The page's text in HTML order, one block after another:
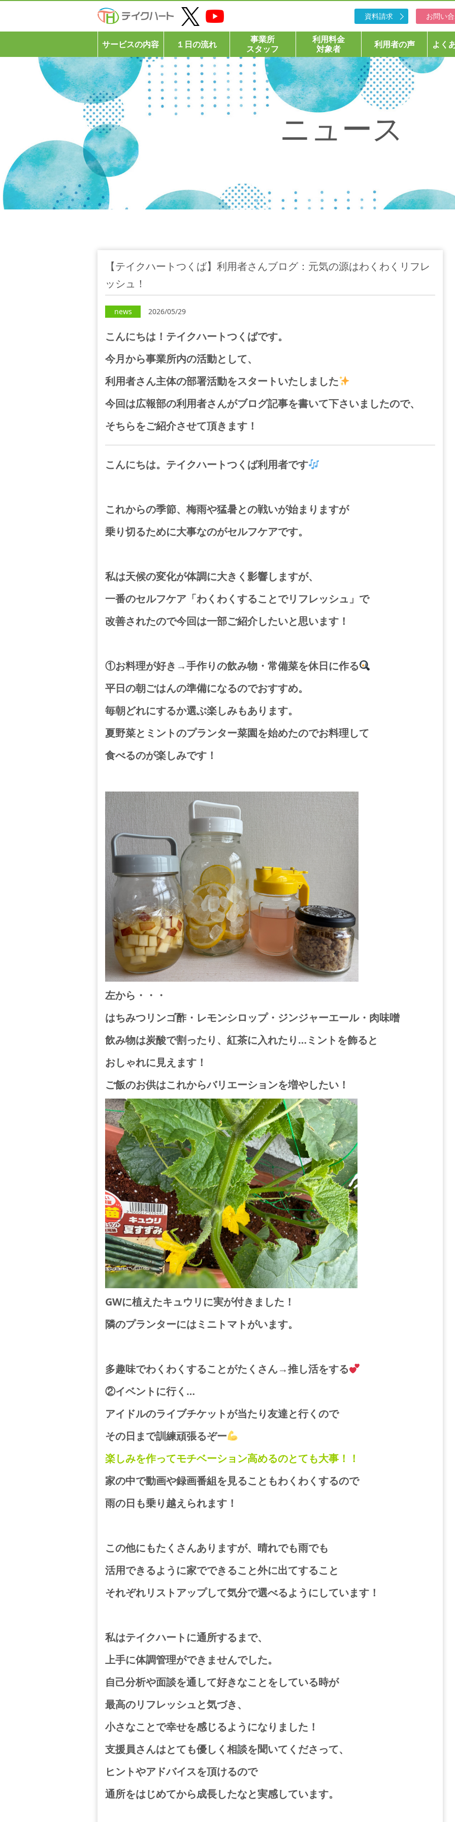
資料請求 お問い
サービスの内容 １日の流れ
事業所
スタッフ
利用料金
対象者
利用者の声 よく
ニュース
【テイクハートつくば】利用者さんブログ：元気の源はわくわくリフレ
ッシュ！
news 2026/05/29
こんにちは！テイクハートつくばです。
今月から事業所内の活動として、
利用者さん主体の部署活動をスタートいたしました
今回は広報部の利用者さんがブログ記事を書いて下さいましたので、
そちらをご紹介させて頂きます！
こんにちは。テイクハートつくば利用者です
これからの季節、梅雨や猛暑との戦いが始まりますが
乗り切るために大事なのがセルフケアです。
私は天候の変化が体調に大きく影響しますが、
一番のセルフケア「わくわくすることでリフレッシュ」で
改善されたので今回は一部ご紹介したいと思います！
①お料理が好き→手作りの飲み物・常備菜を休日に作る
平日の朝ごはんの準備になるのでおすすめ。
毎朝どれにするか選ぶ楽しみもあります。
夏野菜とミントのプランター菜園を始めたのでお料理して
食べるのが楽しみです！
左から・・・
はちみつリンゴ酢・レモンシロップ・ジンジャーエール・肉味噌
飲み物は炭酸で割ったり、紅茶に入れたり…ミントを飾ると
おしゃれに見えます！
ご飯のお供はこれからバリエーションを増やしたい！
GWに植えたキュウリに実が付きました！
隣のプランターにはミニトマトがいます。
多趣味でわくわくすることがたくさん→推し活をする
②イベントに行く…
アイドルのライブチケットが当たり友達と行くので
その日まで訓練頑張るぞー
楽しみを作ってモチベーション高めるのとても大事！！
家の中で動画や録画番組を見ることもわくわくするので
雨の日も乗り越えられます！
この他にもたくさんありますが、晴れでも雨でも
活用できるように家でできること外に出てすること
それぞれリストアップして気分で選べるようにしています！
私はテイクハートに通所するまで、
上手に体調管理ができませんでした。
自己分析や面談を通して好きなことをしている時が
最高のリフレッシュと気づき、
小さなことで幸せを感じるようになりました！
支援員さんはとても優しく相談を聞いてくださって、
ヒントやアドバイスを頂けるので
通所をはじめてから成長したなと実感しています。